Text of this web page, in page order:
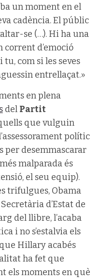
un moment en el
cadència. El públic
se (…). Hi ha una
corrent d’emoció
com si les seves
entrellaçat.»
en plena
del Partit
que vulguin
polític
per desemmascarar
malparada és
el seu equip).
trifulgues, Obama
d’Estat de
del llibre, l’acaba
i no s’estalvia els
Hillary acabés
ha fet que
els moments en què